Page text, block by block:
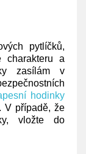
pytlíčků,
charakteru a
zasílám v
hodinky
V případě, že
vložte do